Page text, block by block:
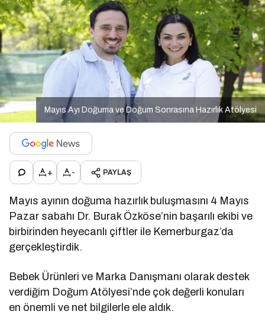
Mayıs Ayı Doğuma ve Doğum Sonrasına Hazırlık Atölyesi
+ - PAYLAŞ
Mayıs ayının doğuma hazırlık buluşmasını 4 Mayıs
Pazar sabahı Dr. Burak Özköse’nin başarılı ekibi ve
birbirinden heyecanlı çiftler ile Kemerburgaz’da
gerçekleştirdik.
Bebek Ürünleri ve Marka Danışmanı olarak destek
verdiğim Doğum Atölyesi’nde çok değerli konuları
en önemli ve net bilgilerle ele aldık.